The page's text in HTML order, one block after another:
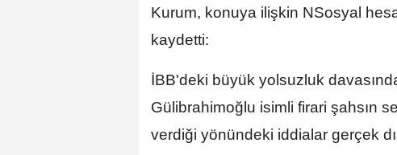
Kurum, konuya ilişkin NSosyal
kaydetti:
İBB'deki büyük yolsuzluk
Gülibrahimoğlu isimli firari şahsın
verdiği yönündeki iddialar gerçek